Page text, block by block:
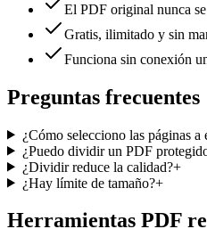
El PDF original nunca
Gratis, ilimitado y sin
Funciona sin conexión
Preguntas frecuentes
¿Cómo selecciono las páginas a
¿Puedo dividir un PDF
¿Dividir reduce la calidad?+
¿Hay límite de tamaño?+
Herramientas PDF